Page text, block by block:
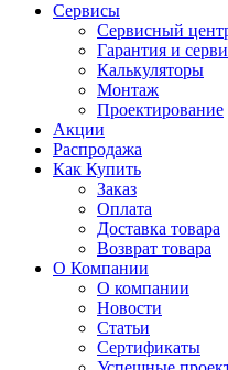
Сервисы
Сервисный
Гарантия и
Калькуляторы
Монтаж
Проектирование
Акции
Распродажа
Как Купить
Заказ
Оплата
Доставка товара
Возврат товара
О Компании
О компании
Новости
Статьи
Сертификаты